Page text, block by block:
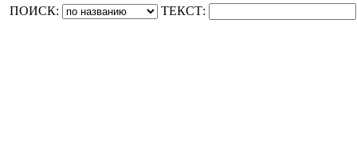
ПОИСК: ТЕКСТ: